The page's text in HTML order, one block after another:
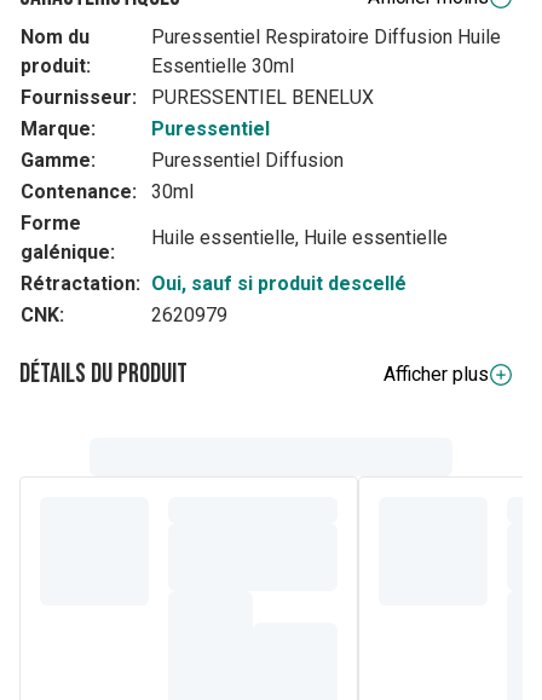
Nom du
produit:
Puressentiel Respiratoire Diffusion Huile
Essentielle 30ml
Fournisseur:
PURESSENTIEL BENELUX
Marque:
Puressentiel
Gamme:
Puressentiel Diffusion
Contenance:
30ml
Forme
galénique:
Huile essentielle, Huile essentielle
Rétractation: Oui, sauf si produit descellé
CNK:
2620979
Détails du produit
Afficher plus